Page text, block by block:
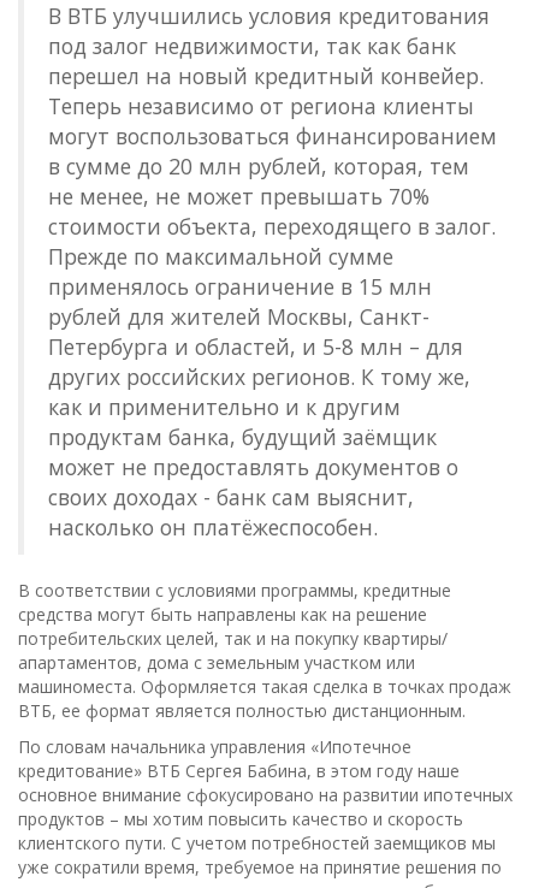
В ВТБ улучшились условия кредитования
под залог недвижимости, так как банк
перешел на новый кредитный конвейер.
Теперь независимо от региона клиенты
могут воспользоваться финансированием
в сумме до 20 млн рублей, которая, тем
не менее, не может превышать 70%
стоимости объекта, переходящего в залог.
Прежде по максимальной сумме
применялось ограничение в 15 млн
рублей для жителей Москвы, Санкт-
Петербурга и областей, и 5-8 млн – для
других российских регионов. К тому же,
как и применительно и к другим
продуктам банка, будущий заёмщик
может не предоставлять документов о
своих доходах - банк сам выяснит,
насколько он платёжеспособен.
В соответствии с условиями программы, кредитные
средства могут быть направлены как на решение
потребительских целей, так и на покупку квартиры/
апартаментов, дома с земельным участком или
машиноместа. Оформляется такая сделка в точках продаж
ВТБ, ее формат является полностью дистанционным.
По словам начальника управления «Ипотечное
кредитование» ВТБ Сергея Бабина, в этом году наше
основное внимание сфокусировано на развитии ипотечных
продуктов – мы хотим повысить качество и скорость
клиентского пути. С учетом потребностей заемщиков мы
уже сократили время, требуемое на принятие решения по